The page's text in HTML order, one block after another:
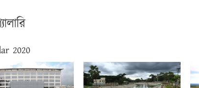
2020